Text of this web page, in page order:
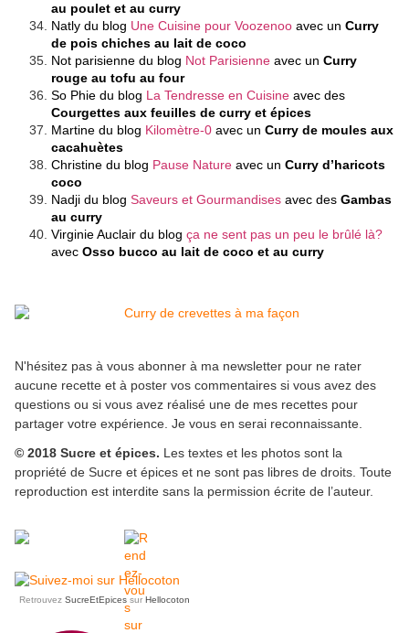
au poulet et au curry
Natly du blog Une Cuisine pour Voozenoo avec un Curry
de pois chiches au lait de coco
Not parisienne du blog Not Parisienne avec un Curry
rouge au tofu au four
So Phie du blog La Tendresse en Cuisine avec des
Courgettes aux feuilles de curry et épices
Martine du blog Kilomètre-0 avec un Curry de moules aux
cacahuètes
Christine du blog Pause Nature avec un Curry d’haricots
coco
Nadji du blog Saveurs et Gourmandises avec des Gambas
au curry
Virginie Auclair du blog ça ne sent pas un peu le brûlé là?
avec Osso bucco au lait de coco et au curry
N'hésitez pas à vous abonner à ma newsletter pour ne rater
aucune recette et à poster vos commentaires si vous avez des
questions ou si vous avez réalisé une de mes recettes pour
partager votre expérience. Je vous en serai reconnaissante.
© 2018 Sucre et épices. Les textes et les photos sont la
propriété de Sucre et épices et ne sont pas libres de droits. Toute
reproduction est interdite sans la permission écrite de l’auteur.
Retrouvez SucreEtEpices sur Hellocoton